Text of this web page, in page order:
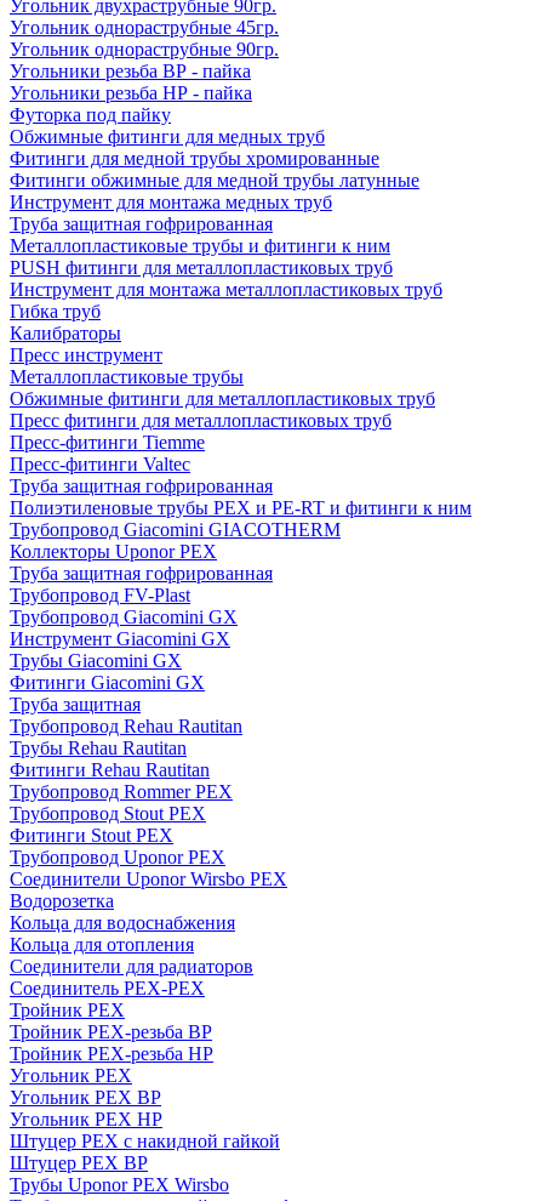
Угольник двухраструбные 90гр.
Угольник однораструбные 45гр.
Угольник однораструбные 90гр.
Угольники резьба ВР - пайка
Угольники резьба НР - пайка
Футорка под пайку
Обжимные фитинги для медных труб
Фитинги для медной трубы хромированные
Фитинги обжимные для медной трубы латунные
Инструмент для монтажа медных труб
Труба защитная гофрированная
Металлопластиковые трубы и фитинги к ним
PUSH фитинги для металлопластиковых труб
Инструмент для монтажа металлопластиковых труб
Гибка труб
Калибраторы
Пресс инструмент
Металлопластиковые трубы
Обжимные фитинги для металлопластиковых труб
Пресс фитинги для металлопластиковых труб
Пресс-фитинги Tiemme
Пресс-фитинги Valtec
Труба защитная гофрированная
Полиэтиленовые трубы PEX и PE-RT и фитинги к ним
Трубопровод Giacomini GIACOTHERM
Коллекторы Uponor PEX
Труба защитная гофрированная
Трубопровод FV-Plast
Трубопровод Giacomini GX
Инструмент Giacomini GX
Трубы Giacomini GX
Фитинги Giacomini GX
Труба защитная
Трубопровод Rehau Rautitan
Трубы Rehau Rautitan
Фитинги Rehau Rautitan
Трубопровод Rommer PEX
Трубопровод Stout PEX
Фитинги Stout PEX
Трубопровод Uponor PEX
Соединители Uponor Wirsbo PEX
Водорозетка
Кольца для водоснабжения
Кольца для отопления
Соединители для радиаторов
Соединитель PEX-PEX
Тройник PEX
Тройник PEX-резьба ВР
Тройник PEX-резьба НР
Угольник PEX
Угольник PEX ВР
Угольник PEX НР
Штуцер PEX c накидной гайкой
Штуцер PEX ВР
Трубы Uponor PEX Wirsbo